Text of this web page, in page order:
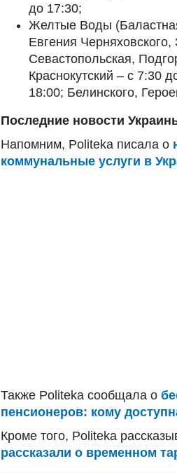
до 17:30;
Желтые Воды
Евгения
Севастопольская,
Краснокутский – с 7:30
18:00; Белинского,
Последние новости
Напомним, Politeka писала о
коммунальные услуги в
Также Politeka сообщала о
пенсионеров: кому
Кроме того, Politeka
рассказали о временном